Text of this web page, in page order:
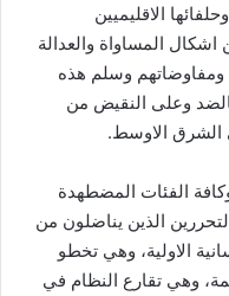
الاقليميين
المساواة والعدالة
ومفاوضاتهم وسلم هذه
وعلى النقيض من
الشرق الاوسط.
الفئات المضطهدة
الذين يناضلون من
الاولية، وهي تخطو
وهي تقارع النظام في